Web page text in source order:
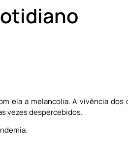
ela a melancolia. A vivência dos
vezes despercebidos.